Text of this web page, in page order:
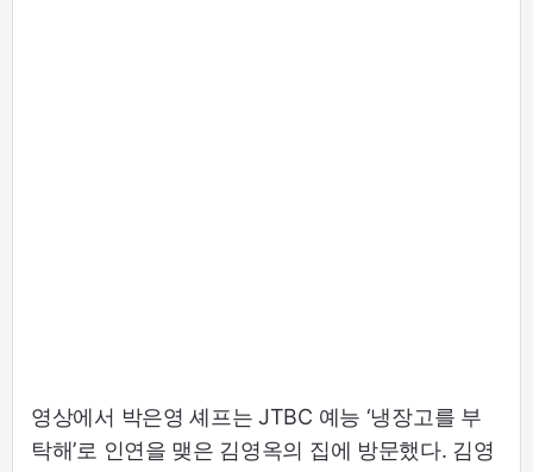
영상에서 박은영 셰프는 JTBC 예능 ‘냉장고를 부
탁해’로 인연을 맺은 김영옥의 집에 방문했다. 김영